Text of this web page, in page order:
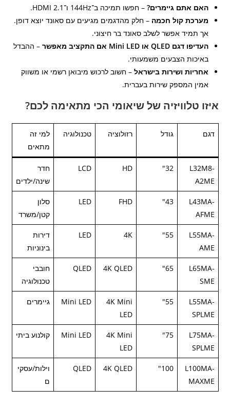
האם אתם גיימרים? – חפשו תמיכה ב־144Hz ו־HDMI 2.1.
מערכת קול חכמה – חלק מהדגמים מגיעים עם סאונד יוצא דופן.
אך תמיד אפשר לשלב סאונד בר חיצוני.
העדיפו דגם QLED או Mini LED אם התקציב מאפשר
– ההבדל
באיכות הצבעים משמעותי.
אחריות ושירות בישראל – חשוב לרכוש מיבואן רשמי או משווק
אמין המספק שירות בעברית.
איזו טלוויזיה של שיאומי הכי מתאימה לכם?
דגם גודל רזולוציה טכנולוגיה
למי זה
מתאים
L32M8-
A2ME
32"
HD
LCD
חדר
שינה/ילדים
L43MA-
AFME
43"
FHD
LED
סלון
קטן/משרד
L55MA-
AME
55"
4K
LED
דירות
בינוניות
L65MA-
SME
65"
4K QLED
QLED
חובבי
טכנולוגיה
L55MA-
SPLME
55"
4K Mini
LED
Mini LED גיימרים
L75MA-
SPLME
75"
4K Mini
LED
Mini LED קולנוע ביתי
L100MA-
MAXME
100"
4K QLED
QLED
וילות/עסקי
ם